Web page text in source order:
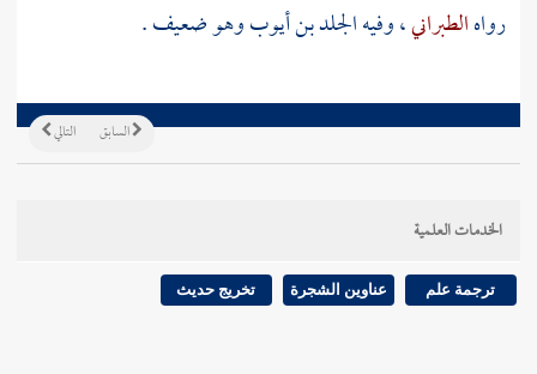
رواهالطبراني، وفيهالجلد بن أيوبوهو ضعيف .
التالي السابق
الخدمات العلمية
ترجمة علم عناوين الشجرة تخريج حديث